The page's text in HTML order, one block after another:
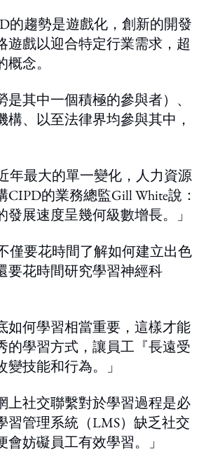
的趨勢是遊戲化，創新的開發
遊戲以迎合特定行業需求，超
念。
其中一個積極的參與者）、
構、以至法律界均參與其中，
年最大的單一變化，人力資源
的業務總監Gill White說：
發展速度呈幾何級數增長。」
僅要花時間了解如何建立出色
要花時間研究學習神經科
如何學習相當重要，這樣才能
的學習方式，讓員工『長遠受
技能和行為。」
上社交聯繫對於學習過程是必
習管理系統（LMS）缺乏社交
妨礙員工有效學習。」